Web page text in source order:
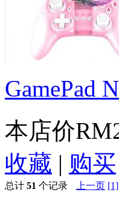
GamePad
本店价
收藏 | 购买
总计 51 个记录 上一页 [1]